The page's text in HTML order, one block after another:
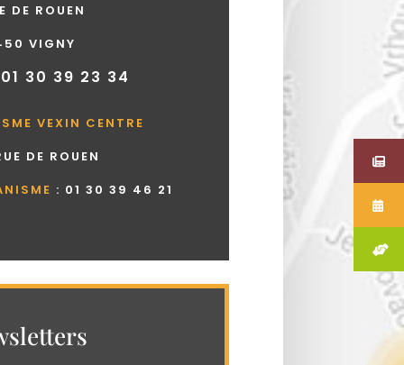
DE ROUEN
VIGNY
30 39 23 34
VEXIN CENTRE
DE ROUEN
: 01 30 39 46 21